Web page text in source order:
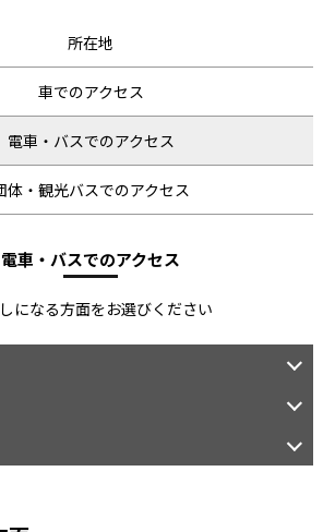
所在地
車でのアクセス
電車・バスでのアクセス
体・観光バスでのアクセス
電車・バスでのアクセス
になる方面をお選びください